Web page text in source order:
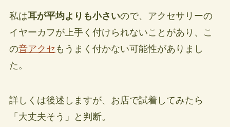
私は耳が平均よりも小さいので、アクセサリーの
イヤーカフが上手く付けられないことがあり、こ
の音アクセ もうまく付かない可能性がありまし
た。
詳しくは後述しますが、お店で試着してみたら
「大丈夫そう」と判断。